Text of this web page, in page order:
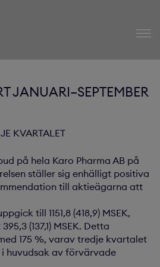
JANUARI–SEPTEMBER
KVARTALET
på hela Karo Pharma AB på
ställer sig enhälligt positiva
till aktieägarna att
till 1151,8 (418,9) MSEK,
(137,1) MSEK. Detta
175 %, varav tredje kvartalet
i huvudsak av förvärvade